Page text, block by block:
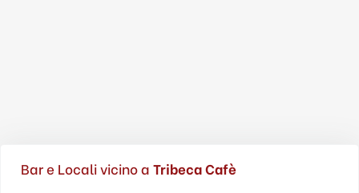
Bar e Locali vicino a Tribeca Cafè